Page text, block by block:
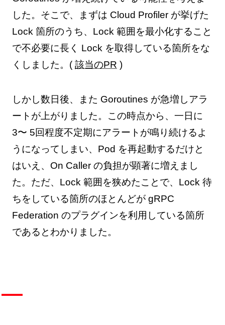
した。そこで、まずは Cloud Profiler が挙げた
Lock 箇所のうち、Lock 範囲を最小化すること
で不必要に長く Lock を取得している箇所をな
くしました。( 該当のPR )
しかし数日後、また Goroutines が急増しアラ
ートが上がりました。この時点から、一日に
3〜 5回程度不定期にアラートが鳴り続けるよ
うになってしまい、Pod を再起動するだけと
はいえ、On Caller の負担が顕著に増えまし
た。ただ、Lock 範囲を狭めたことで、Lock 待
ちをしている箇所のほとんどが gRPC
Federation のプラグインを利用している箇所
であるとわかりました。